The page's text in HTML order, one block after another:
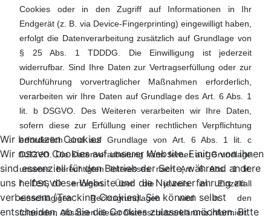
Cookies oder in den Zugriff auf Informationen in Ihr
Endgerät (z. B. via Device-Fingerprinting) eingewilligt haben,
erfolgt die Datenverarbeitung zusätzlich auf Grundlage von
§ 25 Abs. 1 TDDDG. Die Einwilligung ist jederzeit
widerrufbar. Sind Ihre Daten zur Vertragserfüllung oder zur
Durchführung vorvertraglicher Maßnahmen erforderlich,
verarbeiten wir Ihre Daten auf Grundlage des Art. 6 Abs. 1
lit. b DSGVO. Des Weiteren verarbeiten wir Ihre Daten,
sofern diese zur Erfüllung einer rechtlichen Verpflichtung
erforderlich sind auf Grundlage von Art. 6 Abs. 1 lit. c
DSGVO. Die Datenverarbeitung kann ferner auf Grundlage
unseres berechtigten Interesses nach Art. 6 Abs. 1 lit.
f DSGVO erfolgen. Über die jeweils im Einzelfall
einschlägigen Rechtsgrundlagen wird in den
folgenden Absätzen dieser Datenschutzerklärung informiert.
Wir benutzen Cookies
Wir nutzen Cookies auf unserer Website. Einige von ihnen
sind essenziell für den Betrieb der Seite, während andere
uns helfen, diese Website und die Nutzererfahrung zu
verbessern (Tracking Cookies). Sie können selbst
entscheiden, ob Sie die Cookies zulassen möchten. Bitte